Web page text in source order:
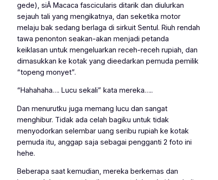
gede), siÂ Macaca fascicularis ditarik dan diulurkan
sejauh tali yang mengikatnya, dan seketika motor
melaju bak sedang berlaga di sirkuit Sentul. Riuh rendah
tawa penonton seakan-akan menjadi petanda
keiklasan untuk mengeluarkan receh-receh rupiah, dan
dimasukkan ke kotak yang dieedarkan pemuda pemilik
“topeng monyet”.
“Hahahaha…. Lucu sekali” kata mereka…..
Dan menurutku juga memang lucu dan sangat
menghibur. Tidak ada celah bagiku untuk tidak
menyodorkan selembar uang seribu rupiah ke kotak
pemuda itu, anggap saja sebagai pengganti 2 foto ini
hehe.
Beberapa saat kemudian, mereka berkemas dan